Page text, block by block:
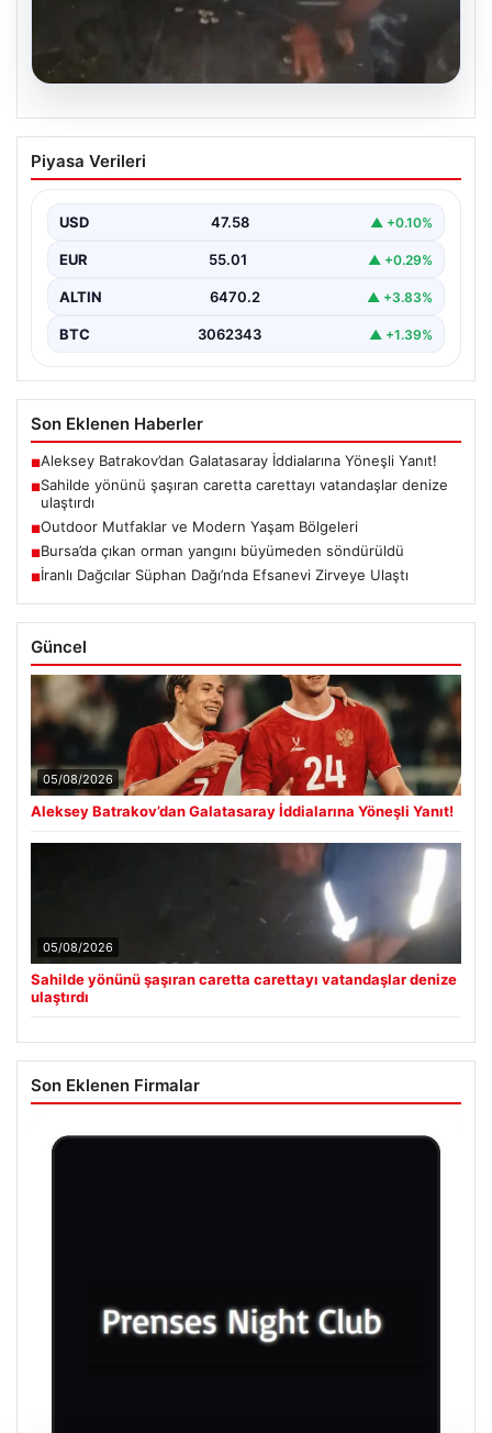
05.08.2026
Sahilde yönünü şaşıran caretta
carettayı vatandaşlar denize ulaştırdı
Piyasa Verileri
USD 47.58 ▲ +0.10%
EUR 55.01 ▲ +0.29%
ALTIN 6470.2 ▲ +3.83%
BTC 3062343 ▲ +1.39%
Son Eklenen Haberler
■Aleksey Batrakov’dan Galatasaray İddialarına Yöneşli Yanıt!
■Sahilde yönünü şaşıran caretta carettayı vatandaşlar denize
ulaştırdı
■Outdoor Mutfaklar ve Modern Yaşam Bölgeleri
■Bursa’da çıkan orman yangını büyümeden söndürüldü
■İranlı Dağcılar Süphan Dağı’nda Efsanevi Zirveye Ulaştı
Güncel
05/08/2026
Aleksey Batrakov’dan Galatasaray İddialarına Yöneşli Yanıt!
05/08/2026
Sahilde yönünü şaşıran caretta carettayı vatandaşlar denize
ulaştırdı
Son Eklenen Firmalar